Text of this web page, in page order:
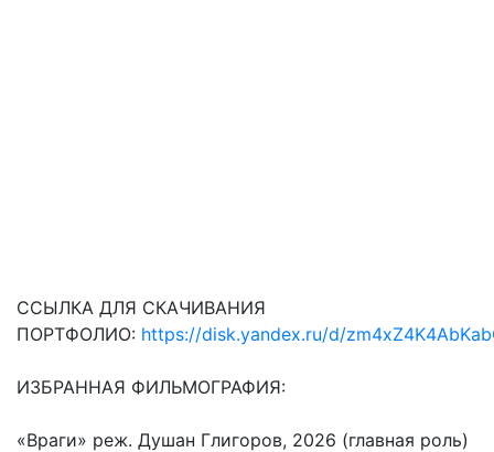
ССЫЛКА ДЛЯ СКАЧИВАНИЯ
ПОРТФОЛИО: https://disk.yandex.ru/d/
ИЗБРАННАЯ ФИЛЬМОГРАФИЯ:
«Враги» реж. Душан Глигоров, 2026 (главная роль)